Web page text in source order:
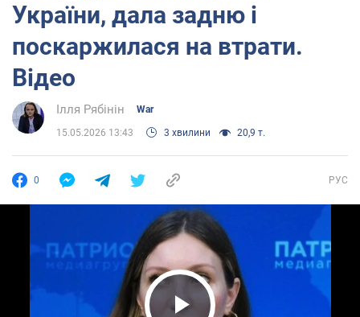
України, дала задню і
поскаржилася на втрати.
Відео
Ілля Рябінін War
15.05.2026 13:43 3 хвилини 20,9 т.
0 РУС